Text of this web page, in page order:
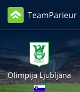
TeamParieur
Olimpija Ljubljana